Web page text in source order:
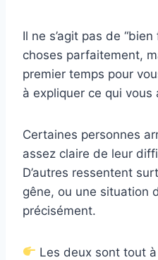
Il ne s’agit pas de
choses parfaitement,
premier temps pour
à expliquer ce qui vous
Certaines personnes
assez claire de leur
D’autres ressentent
gêne, ou une situation
précisément.
Les deux sont tout